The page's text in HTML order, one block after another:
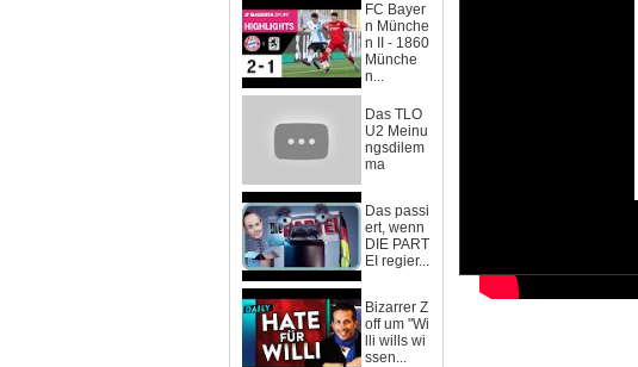
FC Bayer
n Münche
n II - 1860
Münche
n...
Das TLO
U2 Meinu
ngsdilem
ma
Das passi
ert, wenn
DIE PART
EI regier...
Bizarrer Z
off um "Wi
lli wills wi
ssen...